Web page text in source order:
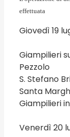
effettuata
Giovedì 19
Giampilieri
Pezzolo
S. Stefano
Santa
Giampilieri
Venerdì 20